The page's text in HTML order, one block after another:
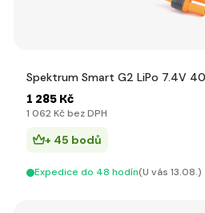
Spektrum Smart G2 LiPo 7.4V
1 285 Kč
1 062 Kč bez DPH
+ 45 bodů
Expedice do 48 hodín(U vás 13.08.)